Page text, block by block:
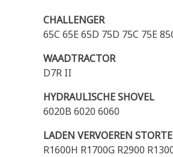
CHALLENGER
65C 65E 65D 75D 75C 75E
WAADTRACTOR
D7R II
HYDRAULISCHE SHOVEL
6020B 6020 6060
LADEN VERVOEREN
R1600H R1700G R2900